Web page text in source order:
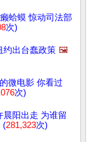
蛤蟆 惊动司法部
次)
约出台蠢政策 🖼️
微电影 你看过
次)
晨阳出走 为谁留
(281,323次)